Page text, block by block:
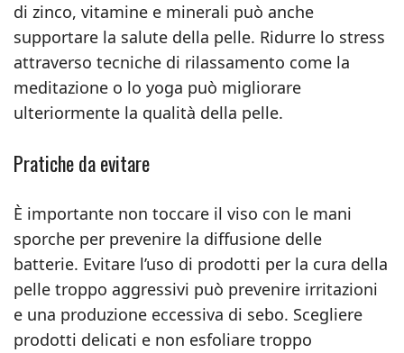
di zinco, vitamine e minerali può anche
supportare la salute della pelle. Ridurre lo stress
attraverso tecniche di rilassamento come la
meditazione o lo yoga può migliorare
ulteriormente la qualità della pelle.
Pratiche da evitare
È importante non toccare il viso con le mani
sporche per prevenire la diffusione delle
batterie. Evitare l’uso di prodotti per la cura della
pelle troppo aggressivi può prevenire irritazioni
e una produzione eccessiva di sebo. Scegliere
prodotti delicati e non esfoliare troppo